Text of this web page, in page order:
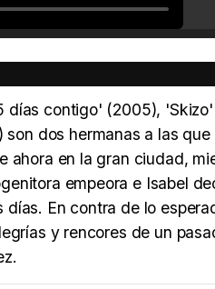
días contigo' (2005),
dos hermanas a las que
ahora en la gran ciudad,
empeora e Isabel
En contra de lo
y rencores de un